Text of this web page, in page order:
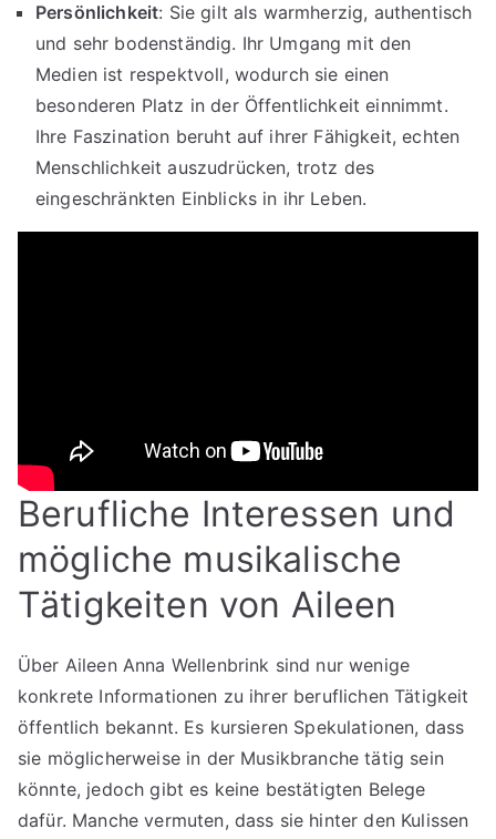
Persönlichkeit: Sie gilt als warmherzig, authentisch
und sehr bodenständig. Ihr Umgang mit den
Medien ist respektvoll, wodurch sie einen
besonderen Platz in der Öffentlichkeit einnimmt.
Ihre Faszination beruht auf ihrer Fähigkeit, echten
Menschlichkeit auszudrücken, trotz des
eingeschränkten Einblicks in ihr Leben.
Berufliche Interessen und
mögliche musikalische
Tätigkeiten von Aileen
Über Aileen Anna Wellenbrink sind nur wenige
konkrete Informationen zu ihrer beruflichen Tätigkeit
öffentlich bekannt. Es kursieren Spekulationen, dass
sie möglicherweise in der Musikbranche tätig sein
könnte, jedoch gibt es keine bestätigten Belege
dafür. Manche vermuten, dass sie hinter den Kulissen